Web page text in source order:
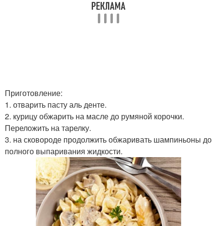
Приготовление:
1. отварить пасту аль денте.
2. курицу обжарить на масле до румяной корочки.
Переложить на тарелку.
3. на сковороде продолжить обжаривать шампиньоны до
полного выпаривания жидкости.